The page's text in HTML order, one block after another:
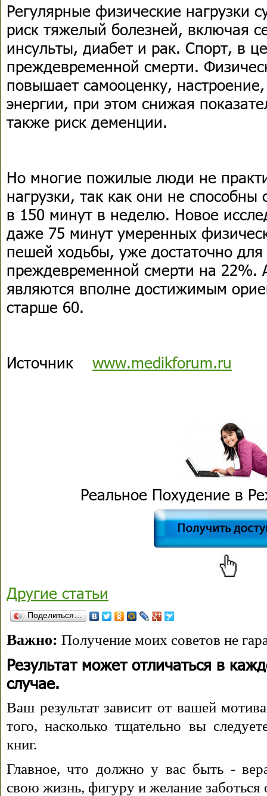
Регулярные физические нагрузки
риск тяжелый болезней, включая
инсульты, диабет и рак. Спорт, в
преждевременной смерти.
повышает самооценку,
энергии, при этом снижая
также риск деменции.
Но многие пожилые люди не
нагрузки, так как они не
в 150 минут в неделю. Новое
даже 75 минут умеренных
пешей ходьбы, уже достаточно для
преждевременной смерти на 22%.
являются вполне достижимым
старше 60.
Источник www.medikforum.ru
Реальное Похудение в
Другие статьи
Поделиться…
Важно: Получение моих советов не
Результат может отличаться в
случае.
Ваш результат зависит от вашей
того, насколько тщательно вы
книг.
Главное, что должно у вас быть -
свою жизнь, фигуру и желание заботься